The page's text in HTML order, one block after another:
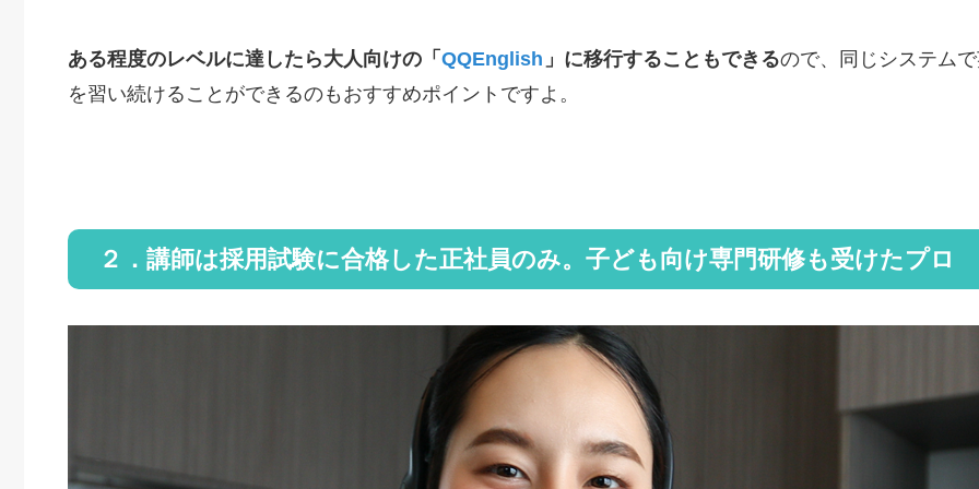
ある程度のレベルに達したら大人向けの「 QQEnglish 」に移行することもできるので、同じシステム
を習い続けることができるのもおすすめポイントですよ。
２．講師は採用試験に合格した正社員のみ。子ども向け専門研修も受けたプロ